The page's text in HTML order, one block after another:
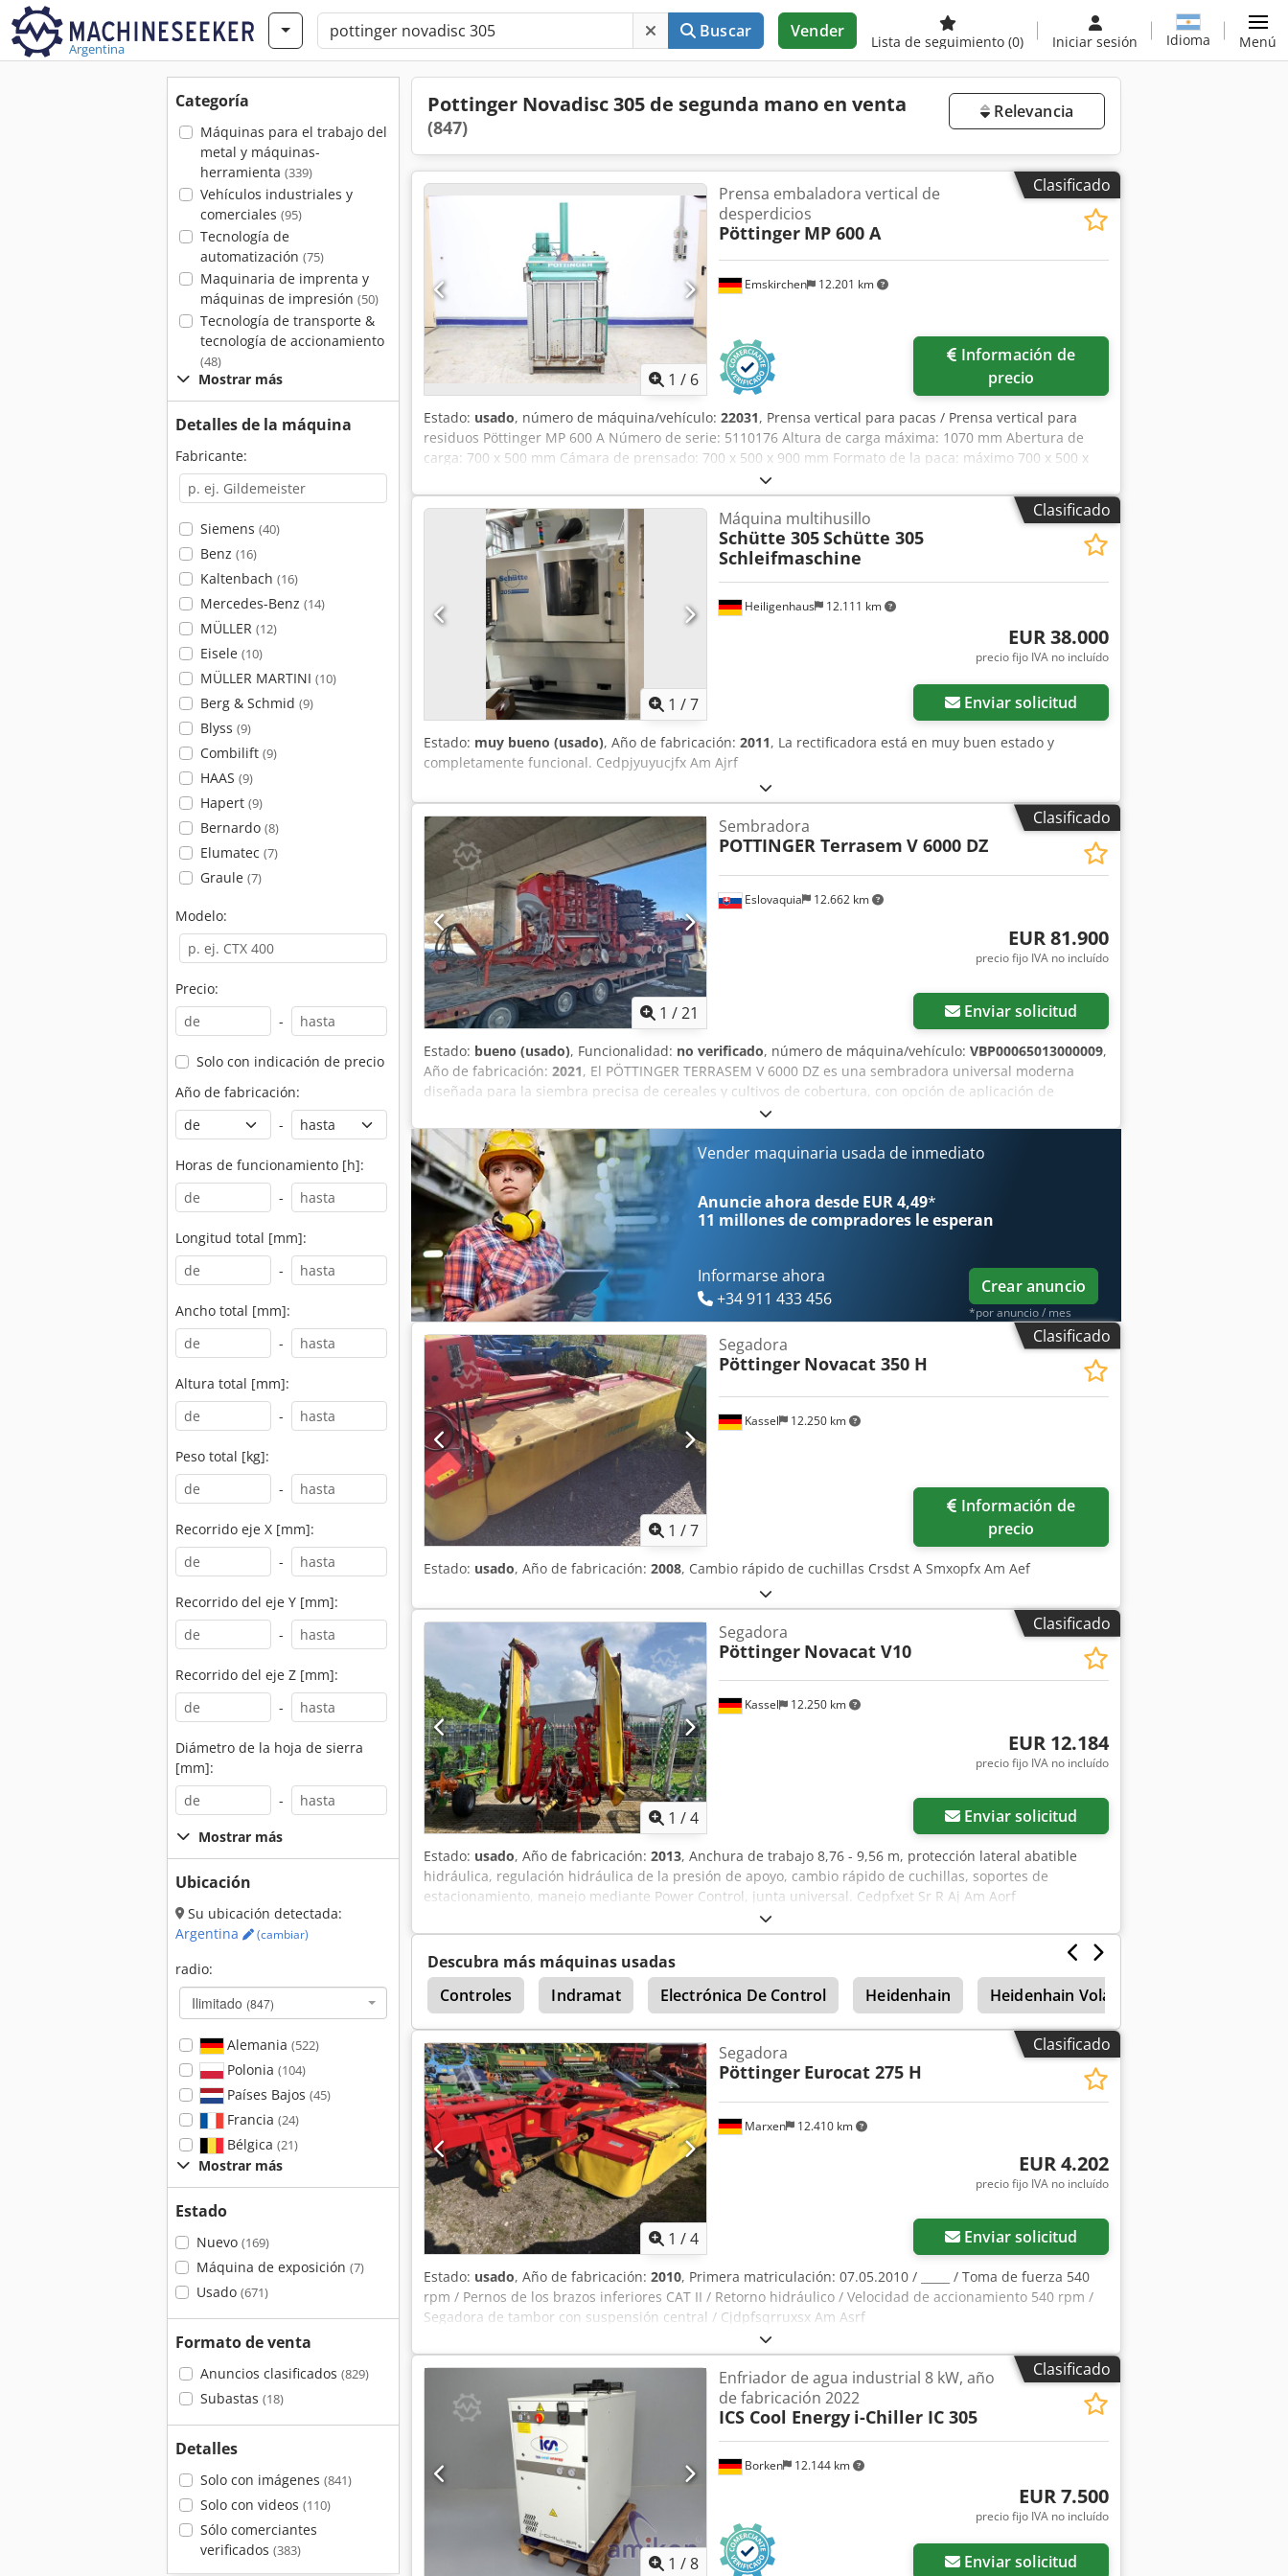
Argentina
Buscar Vender
Lista de seguimiento (0) Iniciar sesión Idioma Menú
Categoría
Máquinas para el trabajo del
metal y máquinas-
herramienta (339)
Vehículos industriales y
comerciales (95)
Tecnología de
automatización (75)
Maquinaria de imprenta y
máquinas de impresión (50)
Tecnología de transporte &
tecnología de accionamiento
(48)
Mostrar más
Detalles de la máquina
Fabricante:
Siemens (40)
Benz (16)
Kaltenbach (16)
Mercedes-Benz (14)
MÜLLER (12)
Eisele (10)
MÜLLER MARTINI (10)
Berg & Schmid (9)
Blyss (9)
Combilift (9)
HAAS (9)
Hapert (9)
Bernardo (8)
Elumatec (7)
Graule (7)
Modelo:
Precio:
-
Solo con indicación de precio
Año de fabricación:
-
Horas de funcionamiento [h]:
-
Longitud total [mm]:
-
Ancho total [mm]:
-
Altura total [mm]:
-
Peso total [kg]:
-
Recorrido eje X [mm]:
-
Recorrido del eje Y [mm]:
-
Recorrido del eje Z [mm]:
-
Diámetro de la hoja de sierra
[mm]:
-
Mostrar más
Ubicación
Su ubicación detectada:
Argentina
(cambiar)
radio:
Ilimitado (847)
Alemania (522)
Polonia (104)
Países Bajos (45)
Francia (24)
Bélgica (21)
Mostrar más
Estado
Nuevo (169)
Máquina de exposición (7)
Usado (671)
Formato de venta
Anuncios clasificados (829)
Subastas (18)
Detalles
Solo con imágenes (841)
Solo con videos (110)
Sólo comerciantes
verificados (383)
Pottinger Novadisc 305 de segunda mano en venta
(847)
Relevancia
Clasificado
1 / 6
Emskirchen 12.201 km
Prensa embaladora vertical de
desperdicios
Pöttinger MP 600 A
precio
Estado: usado, número de máquina/vehículo: 22031, Prensa vertical para pacas / Prensa vertical para
residuos Pöttinger MP 600 A Número de serie: 5110176 Altura de carga máxima: 1070 mm Abertura de
carga: 700 x 500 mm Cámara de prensado: 700 x 500 x 900 mm Formato de la paca: máximo 700 x 500 x
500 mm Peso de la paca: 40-80 kg Número de ataduras verticales: 2 Inspección en vídeo en línea
mediante Skype Nos complacería mucho recibir su visita; tenemos más máquinas en stock. Cedpfx Ameiiv
S So Asrf Disponible inmediatamente; se puede inspeccionar. En stock en Emskirchen/Núremberg; se
puede probar.
Clasificado
1 /7
Heiligenhaus 12.111 km
Máquina multihusillo
Schütte 305Schütte 305
Schleifmaschine
EUR 38.000
precio fijo IVA no incluído
Enviar solicitud
Estado: muy bueno (usado), Año de fabricación: 2011, La rectificadora está en muy buen estado y
completamente funcional. Cedpjyuyucjfx Am Ajrf
Clasificado
1 /21
Eslovaquia 12.662 km
Sembradora
POTTINGER Terrasem V 6000 DZ
EUR 81.900
precio fijo IVA no incluído
Enviar solicitud
Estado: bueno (usado), Funcionalidad: no verificado, número de máquina/vehículo: VBP00065013000009,
Año de fabricación: 2021, El PÖTTINGER TERRASEM V 6000 DZ es una sembradora universal moderna
diseñada para la siembra precisa de cereales y cultivos de cobertura, con opción de aplicación de
fertilizante. Pertenece a la serie TERRASEM del fabricante Pöttinger. Información básica: Tipo:
Sembradora combinada (preparación de cama de siembra + siembra) Producción: aprox. 2021 – presente
Cjdpey Em H Uofx Am Ajrf Aplicación: Sistemas convencionales, de labranza mínima y siembra directa
Opción: Siembra + fertilización (versión “DZ” = doble tolva / sistema dual) Especificaciones técnicas: Ancho
de trabajo: 6 m Ancho de transporte: 3 m Número de filas: 48 Distancia entre filas: 12,5 cm Diámetro de la
rueda compactadora: aprox. 380 mm Capacidad de la tolva: hasta ~5600 L (dividida, por ejemplo 40:60)
Potencia requerida del tractor: aprox. 180 – 250 CV
Vender maquinaria usada de inmediato
Anuncie ahora desde EUR 4,49*
11 millones de compradores le esperan
Informarse ahora
+34 911 433 456
Crear anuncio
*por anuncio / mes
Clasificado
1 /7
Kassel 12.250 km
Segadora
Pöttinger Novacat 350 H
precio
Estado: usado, Año de fabricación: 2008, Cambio rápido de cuchillas Crsdst A Smxopfx Am Aef
Clasificado
1 /4
Kassel 12.250 km
Segadora
Pöttinger Novacat V10
EUR 12.184
precio fijo IVA no incluído
Enviar solicitud
Estado: usado, Año de fabricación: 2013, Anchura de trabajo 8,76 - 9,56 m, protección lateral abatible
hidráulica, regulación hidráulica de la presión de apoyo, cambio rápido de cuchillas, soportes de
estacionamiento, manejo mediante Power Control, junta universal. Cedpfxet Sr R Aj Am Aorf
Descubra más máquinas usadas
Controles
Indramat Electrónica De Control Heidenhain Heidenhain Volante
Fendt 309 Fendt 308 Lsa
Clasificado
1 /4
Marxen 12.410 km
Segadora
Pöttinger Eurocat 275 H
EUR 4.202
precio fijo IVA no incluído
Enviar solicitud
Estado: usado, Año de fabricación: 2010, Primera matriculación: 07.05.2010 / _____ / Toma de fuerza 540
rpm / Pernos de los brazos inferiores CAT II / Retorno hidráulico / Velocidad de accionamiento 540 rpm /
Segadora de tambor con suspensión central / Cjdpfsqrruxsx Am Asrf
Clasificado
1 /8
Borken 12.144 km
Enfriador de agua industrial 8 kW, año
de fabricación 2022
ICS Cool Energy i-Chiller IC 305
EUR 7.500
precio fijo IVA no incluído
Enviar solicitud